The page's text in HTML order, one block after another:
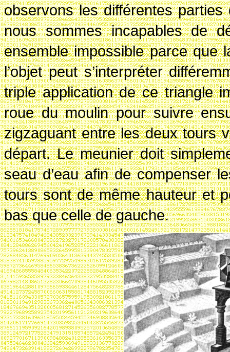
observons les différentes parties
nous sommes incapables de
ensemble impossible parce que
l’objet peut s’interpréter
triple application de ce triangle
roue du moulin pour suivre
zigzaguant entre les deux tours
départ. Le meunier doit
seau d’eau afin de compenser
tours sont de même hauteur et
bas que celle de gauche.